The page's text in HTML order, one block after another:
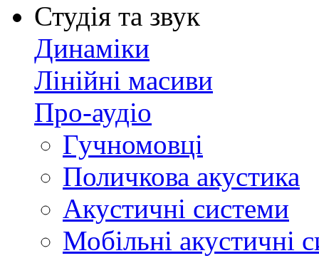
Студія та звук
Динаміки
Лінійні масиви
Про-аудіо
Гучномовці
Поличкова акустика
Акустичні системи
Мобільні акустичні